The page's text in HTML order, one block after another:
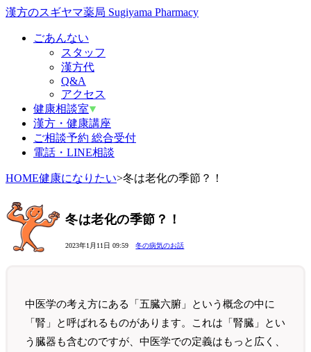
漢方のスギヤマ薬局 Sugiyama Pharmacy
ごあんない
スタッフ
漢方代
Q&A
アクセス
健康相談室
漢方・健康講座
ご相談予約 総合受付
電話・LINE相談
HOME健康になりたい>冬は老化の季節？！
冬は老化の季節？！
2023年1月11日 09:59 冬の病気のお話
中医学の考え方にある「五臓六腑」という概念の中に
「腎」と呼ばれるものがあります。これは「腎臓」とい
う臓器も含むのですが、中医学での定義はもっと広く、